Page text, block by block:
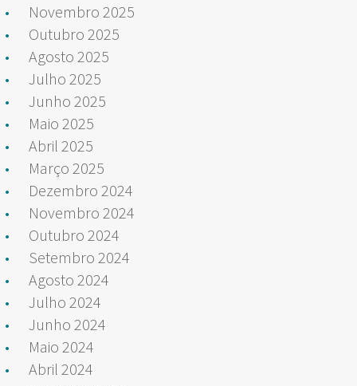
Novembro 2025
Outubro 2025
Agosto 2025
Julho 2025
Junho 2025
Maio 2025
Abril 2025
Março 2025
Dezembro 2024
Novembro 2024
Outubro 2024
Setembro 2024
Agosto 2024
Julho 2024
Junho 2024
Maio 2024
Abril 2024